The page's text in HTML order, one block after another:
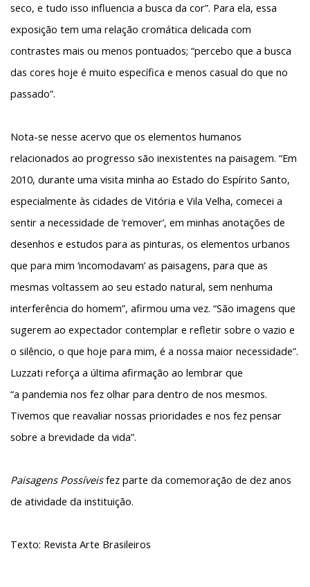
seco, e tudo isso influencia a busca da cor”. Para ela, essa
exposição tem uma relação cromática delicada com
contrastes mais ou menos pontuados; “percebo que a busca
das cores hoje é muito específica e menos casual do que no
passado”.
Nota-se nesse acervo que os elementos humanos
relacionados ao progresso são inexistentes na paisagem. “Em
2010, durante uma visita minha ao Estado do Espírito Santo,
especialmente às cidades de Vitória e Vila Velha, comecei a
sentir a necessidade de ‘remover’, em minhas anotações de
desenhos e estudos para as pinturas, os elementos urbanos
que para mim ‘incomodavam’ as paisagens, para que as
mesmas voltassem ao seu estado natural, sem nenhuma
interferência do homem”, afirmou uma vez. “São imagens que
sugerem ao expectador contemplar e refletir sobre o vazio e
o silêncio, o que hoje para mim, é a nossa maior necessidade”.
Luzzati reforça a última afirmação ao lembrar que
“a pandemia nos fez olhar para dentro de nos mesmos.
Tivemos que reavaliar nossas prioridades e nos fez pensar
sobre a brevidade da vida”.
Paisagens Possíveisfez parte da comemoração de dez anos
de atividade da instituição.
Texto: Revista Arte Brasileiros